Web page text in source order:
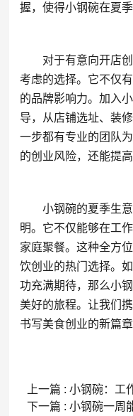
握，使得小钢碗在夏
对于有意向开店创
考虑的选择。它不仅
的品牌影响力。加入
导，从店铺选址、装
一步都有专业的团队
的创业风险，还能提
小钢碗的夏季生意
明。它不仅能够在工
家庭聚餐。这种全方
饮创业的热门选择。
功充满期待，那么小
美好的旅程。让我们
书写美食创业的新篇章
上一篇 : 小钢碗：
下一篇 : 小钢碗一周